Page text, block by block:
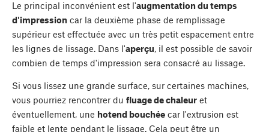
Le principal inconvénient est l'augmentation du temps
d'impression car la deuxième phase de remplissage
supérieur est effectuée avec un très petit espacement entre
les lignes de lissage. Dans l'aperçu, il est possible de savoir
combien de temps d'impression sera consacré au lissage.
Si vous lissez une grande surface, sur certaines machines,
vous pourriez rencontrer du fluage de chaleur et
éventuellement, une hotend bouchée car l'extrusion est
faible et lente pendant le lissage. Cela peut être un